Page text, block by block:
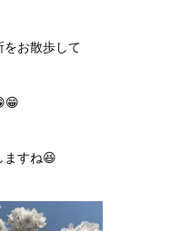
をお散歩して
ますね😆